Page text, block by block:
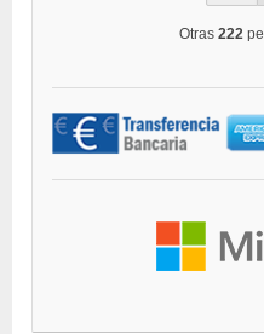
Otras 222